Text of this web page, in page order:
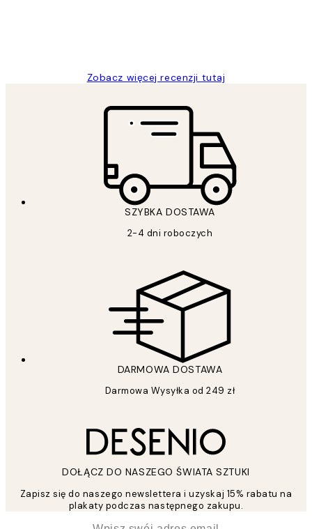
Zobacz więcej recenzji tutaj
SZYBKA DOSTAWA
2-4 dni roboczych
DARMOWA DOSTAWA
Darmowa Wysyłka od 249 zł
DOŁĄCZ DO NASZEGO ŚWIATA SZTUKI
Zapisz się do naszego newslettera i uzyskaj 15% rabatu na
plakaty podczas następnego zakupu.